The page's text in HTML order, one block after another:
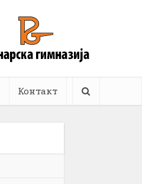
Контакт